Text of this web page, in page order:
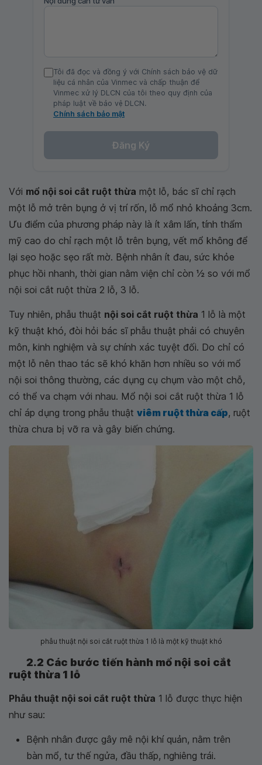
Tôi đã đọc và đồng ý với Chính sách bảo vệ dữ
liệu cá nhân của Vinmec và chấp thuận để
Vinmec xử lý DLCN của tôi theo quy định của
pháp luật về bảo vệ DLCN.
Chính sách bảo mật
Đăng Ký
Với mổ nội soi cắt ruột thừa một lỗ, bác sĩ chỉ rạch
một lỗ mở trên bụng ở vị trí rốn, lỗ mổ nhỏ khoảng 3cm.
Ưu điểm của phương pháp này là ít xâm lấn, tính thẩm
mỹ cao do chỉ rạch một lỗ trên bụng, vết mổ không để
lại sẹo hoặc sẹo rất mờ. Bệnh nhân ít đau, sức khỏe
phục hồi nhanh, thời gian nằm viện chỉ còn 1⁄2 so với mổ
nội soi cắt ruột thừa 2 lỗ, 3 lỗ.
Tuy nhiên, phẫu thuật nội soi cắt ruột thừa 1 lỗ là một
kỹ thuật khó, đòi hỏi bác sĩ phẫu thuật phải có chuyên
môn, kinh nghiệm và sự chính xác tuyệt đối. Do chỉ có
một lỗ nên thao tác sẽ khó khăn hơn nhiều so với mổ
nội soi thông thường, các dụng cụ chụm vào một chỗ,
có thể va chạm với nhau. Mổ nội soi cắt ruột thừa 1 lỗ
chỉ áp dụng trong phẫu thuật viêm ruột thừa cấp, ruột
thừa chưa bị vỡ ra và gây biến chứng.
phẫu thuật nội soi cắt ruột thừa 1 lỗ là một kỹ thuật khó
2.2 Các bước tiến hành mổ nội soi cắt
ruột thừa 1 lỗ
Phẫu thuật nội soi cắt ruột thừa 1 lỗ được thực hiện
như sau:
Bệnh nhân được gây mê nội khí quản, nằm trên
bàn mổ, tư thế ngửa, đầu thấp, nghiêng trái.